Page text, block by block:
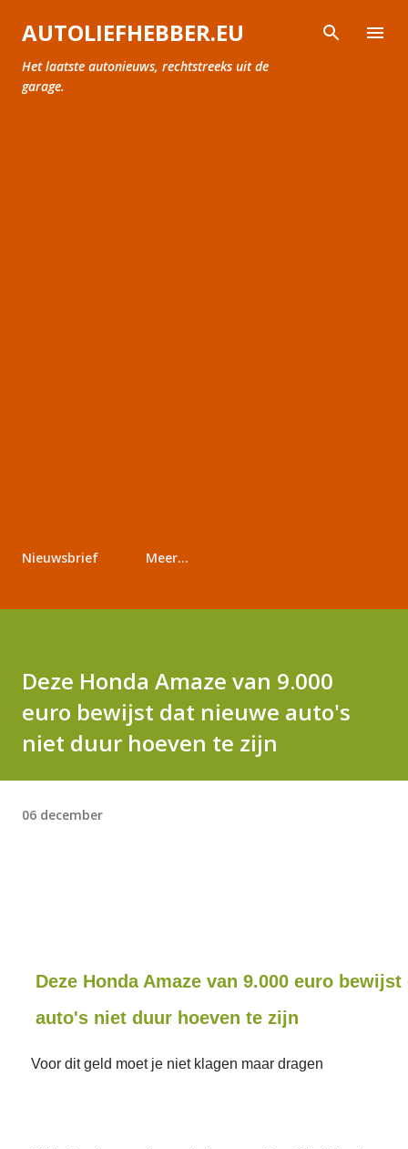
Doorgaan naar hoofdcontent
AUTOLIEFHEBBER.EU
Het laatste autonieuws, rechtstreeks uit de
garage.
Nieuwsbrief Meer…
Deze Honda Amaze van 9.000
euro bewijst dat nieuwe auto's
niet duur hoeven te zijn
06 december
Deze Honda Amaze van 9.000 euro
auto's niet duur hoeven te zijn
Voor dit geld moet je niet klagen maar dragen